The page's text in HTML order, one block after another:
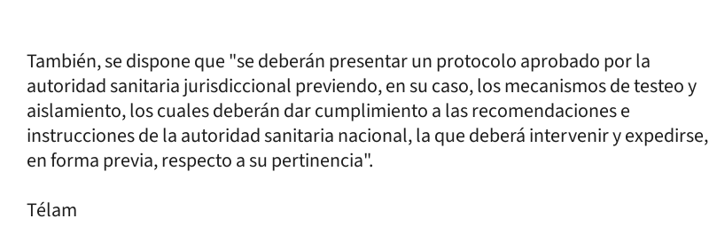
También, se dispone que "se deberán presentar un protocolo aprobado por la
autoridad sanitaria jurisdiccional previendo, en su caso, los mecanismos de testeo y
aislamiento, los cuales deberán dar cumplimiento a las recomendaciones e
instrucciones de la autoridad sanitaria nacional, la que deberá intervenir y expedirse,
en forma previa, respecto a su pertinencia".
Télam